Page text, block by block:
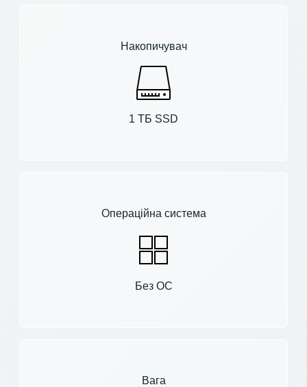
Накопичувач
1 ТБ SSD
Операційна система
Без ОС
Вага